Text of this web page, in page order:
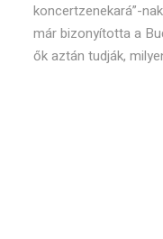
koncertzenekará”-
már bizonyította a
ők aztán tudják,